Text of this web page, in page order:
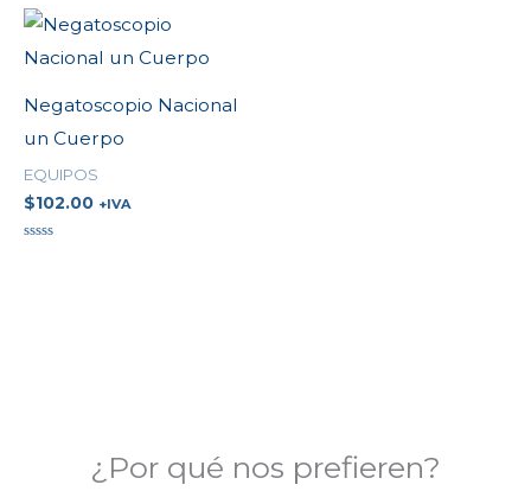
de
5
Negatoscopio Nacional
un Cuerpo
EQUIPOS
$102.00 +IVA
¿Por qué nos prefieren?